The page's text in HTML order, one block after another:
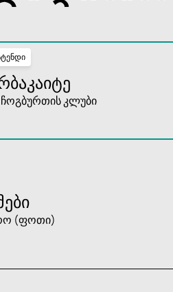
ჩოგბურთის კლუბი
(ფოთი)